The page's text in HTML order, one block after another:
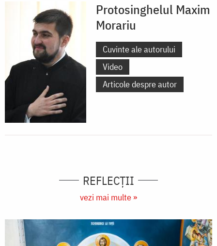
Protosinghelul Maxim
Morariu
Cuvinte ale autorului
Video
Articole despre autor
REFLECȚII
vezi mai multe »